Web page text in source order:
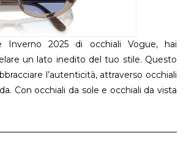
Inverno 2025 di occhiali Vogue, hai
un lato inedito del tuo stile. Questo
l’autenticità, attraverso occhiali
Con occhiali da sole e occhiali da vista